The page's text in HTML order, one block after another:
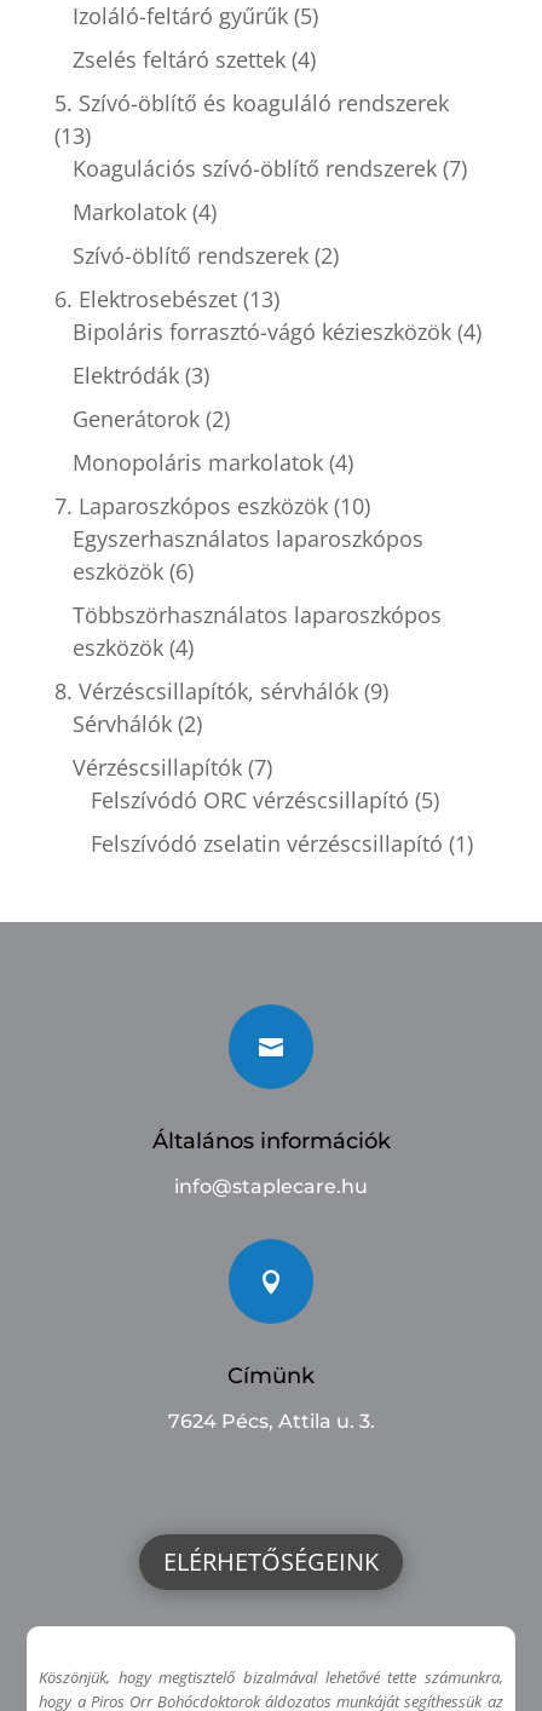
Izoláló-feltáró gyűrűk (5)
Zselés feltáró szettek (4)
5. Szívó-öblítő és koaguláló rendszerek
(13)
Koagulációs szívó-öblítő rendszerek (7)
Markolatok (4)
Szívó-öblítő rendszerek (2)
6. Elektrosebészet (13)
Bipoláris forrasztó-vágó kézieszközök (4)
Elektródák (3)
Generátorok (2)
Monopoláris markolatok (4)
7. Laparoszkópos eszközök (10)
Egyszerhasználatos laparoszkópos
eszközök (6)
Többszörhasználatos laparoszkópos
eszközök (4)
8. Vérzéscsillapítók, sérvhálók (9)
Sérvhálók (2)
Vérzéscsillapítók (7)
Felszívódó ORC vérzéscsillapító (5)
Felszívódó zselatin vérzéscsillapító (1)

Általános információk
info@staplecare.hu

Címünk
7624 Pécs, Attila u. 3.
ELÉRHETŐSÉGEINK
Köszönjük, hogy megtisztelő bizalmával lehetővé tette számunkra,
hogy a Piros Orr Bohócdoktorok áldozatos munkáját segíthessük az